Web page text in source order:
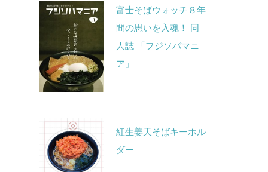
富士そばウォッチ８年
間の思いを入魂！ 同
人誌 「フジソバマニ
ア」
紅生姜天そばキーホル
ダー